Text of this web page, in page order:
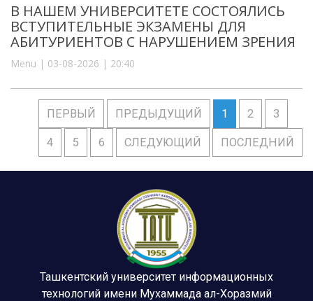
В НАШЕМ УНИВЕРСИТЕТЕ СОСТОЯЛИСЬ
ВСТУПИТЕЛЬНЫЕ ЭКЗАМЕНЫ ДЛЯ
АБИТУРИЕНТОВ С НАРУШЕНИЕМ ЗРЕНИЯ
Menu | 03-08-2026 | 20:40
ПЕРВЫЙ ПРЕДЫДУЩИЙ 1 2 3
4 5 6 СЛЕДУЮЩИЙ ПОСЛЕДНИЙ
Ташкентский университет информационных
технологий имени Мухаммада ал-Хоразмий